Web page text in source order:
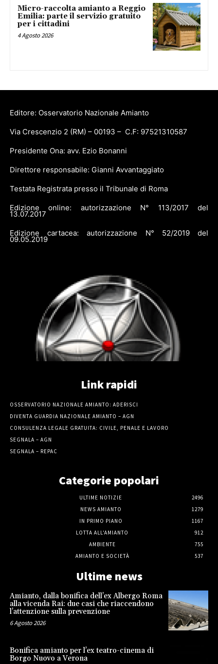
Micro-raccolta amianto a Reggio
Emilia: parte il servizio gratuito
per i cittadini
4 Agosto 2026
Editore: Osservatorio Nazionale Amianto
Via Crescenzio 2 (RM) – 00193 – C.F: 97521310587
Presidente Ona: avv. Ezio Bonanni
Direttore responsabile: Gianni Avvantaggiato
Testata Registrata presso il Tribunale di Roma
Edizione online: autorizzazione N° 113/2017 del
13.07.2017
Edizione cartacea: autorizzazione N° 52/2019 del
09.05.2019
Link rapidi
OSSERVATORIO NAZIONALE AMIANTO: ADERISCI
DIVENTA GUARDIA NAZIONALE AMIANTO – AGN
CONSULENZA LEGALE GRATUITA: CIVILE, PENALE E LAVORO
SEGNALA – AGN
SEGNALA – REPAC
Categorie popolari
ULTIME NOTIZIE
2496
NEWS AMIANTO
1279
IN PRIMO PIANO
1167
LOTTA ALL'AMIANTO
912
AMBIENTE
755
AMIANTO E SOCIETÀ
537
Ultime news
Amianto, dalla bonifica dell’ex Albergo Roma
alla vicenda Rai: due casi che riaccendono
l’attenzione sulla prevenzione
6 Agosto 2026
Bonifica amianto per l’ex teatro-cinema di
Borgo Nuovo a Verona